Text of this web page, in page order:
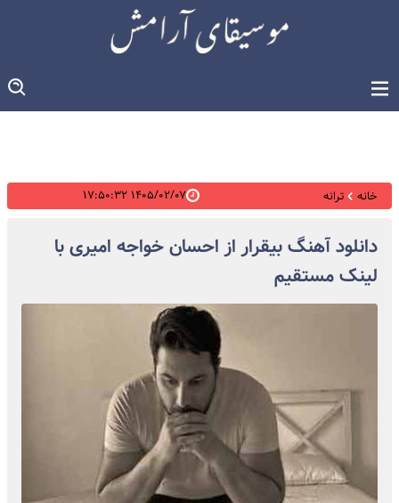
خانه ترانه ۱۴۰۵/۰۲/۰۷ ۱۷:۵۰:۳۲
دانلود آهنگ بیقرار از احسان خواجه امیری با
لینک مستقیم